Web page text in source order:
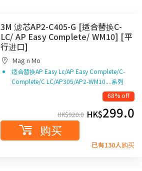
3M 滤芯AP2-C405-G [适合替换C-
LC/ AP Easy Complete/ WM10] [平
行进口]
Mag n Mo
适合替换AP Easy Lc/AP Easy Complete/C-
Complete/C LC/AP305/AP2-WM10....系列
68% off
HK$920.0 HK$299.0
购买
已有130人购买